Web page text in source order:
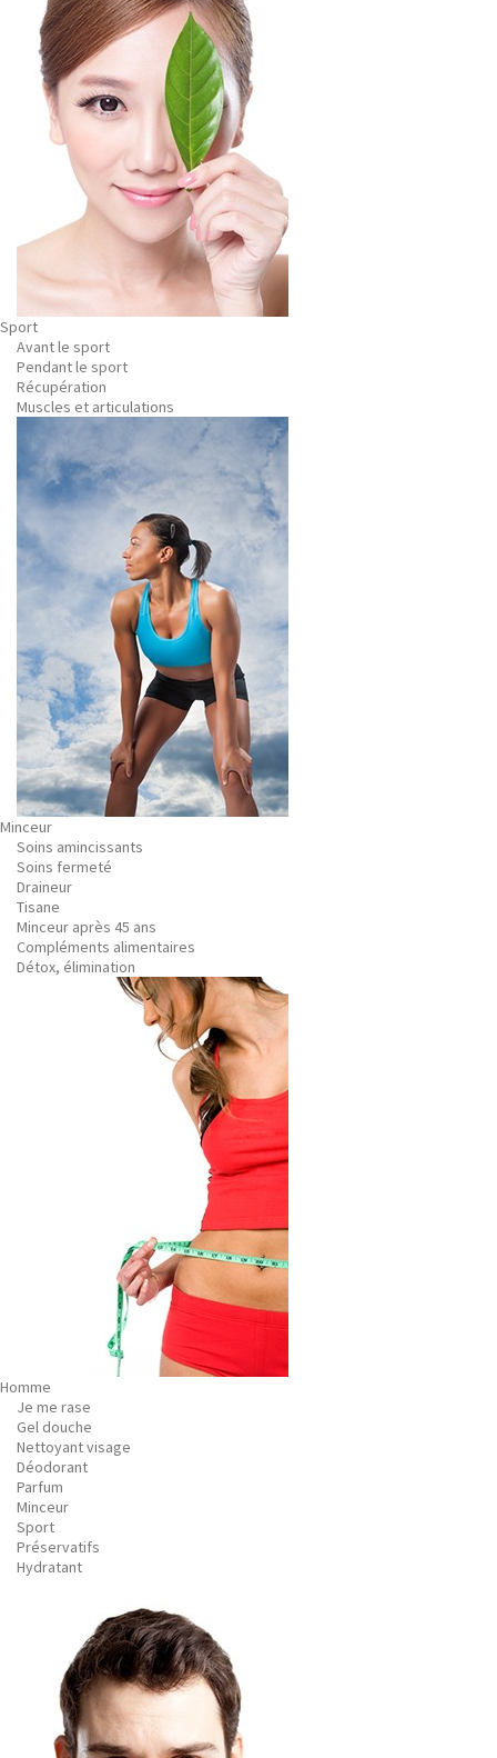
Sport
Avant le sport
Pendant le sport
Récupération
Muscles et articulations
Minceur
Soins amincissants
Soins fermeté
Draineur
Tisane
Minceur après 45 ans
Compléments alimentaires
Détox, élimination
Homme
Je me rase
Gel douche
Nettoyant visage
Déodorant
Parfum
Minceur
Sport
Préservatifs
Hydratant